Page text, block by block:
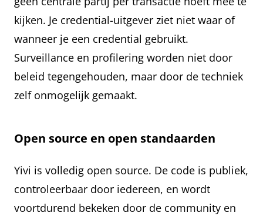
kijken. Je credential-uitgever ziet niet waar of
wanneer je een credential gebruikt.
Surveillance en profilering worden niet door
beleid tegengehouden, maar door de techniek
zelf onmogelijk gemaakt.
Open source en open standaarden
Yivi is volledig open source. De code is publiek,
controleerbaar door iedereen, en wordt
voortdurend bekeken door de community en